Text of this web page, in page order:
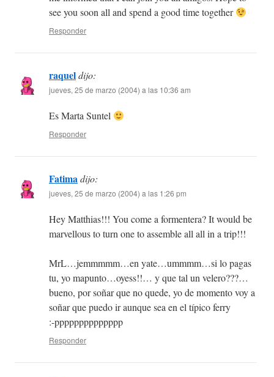
see you soon all and spend a good time together
Responder
raqueldijo:
jueves, 25 de marzo (2004) a las 10:36 am
Es Marta Suntel
Responder
Fatimadijo:
jueves, 25 de marzo (2004) a las 1:26 pm
Hey Matthias!!! You come a formentera? It would be
marvellous to turn one to assemble all all in a trip!!!
MrL…jemmmmm…en yate…ummmm…si lo pagas
tu, yo mapunto…oyess!!… y que tal un velero???…
bueno, por soñar que no quede, yo de momento voy a
soñar que puedo ir aunque sea en el típico ferry
:-pppppppppppppp
Responder